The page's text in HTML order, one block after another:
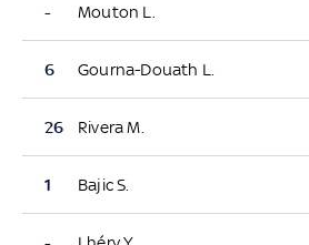
- Mouton L.
6 Gourna-Douath L.
26 Rivera M.
1 Bajic S.